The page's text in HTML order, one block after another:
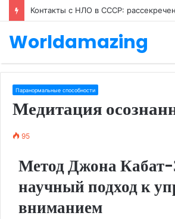
Контакты с НЛО в СССР:
Worldamazing
Паранормальные способности
Медитация
95
Метод Джона
научный подход к
вниманием